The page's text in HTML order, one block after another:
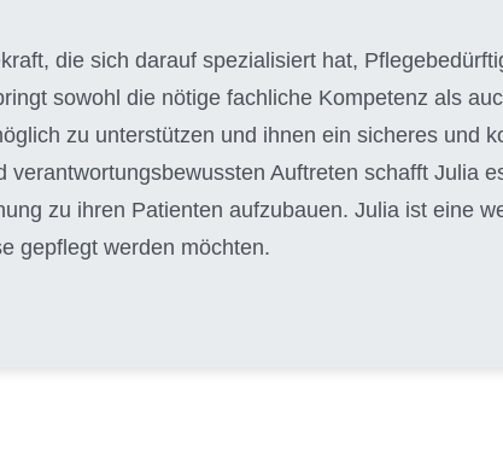
die sich darauf spezialisiert hat,
sowohl die nötige fachliche Kompetenz als
zu unterstützen und ihnen ein sicheres und
Auftreten schafft Julia
zu ihren Patienten aufzubauen. Julia ist eine
gepflegt werden möchten.